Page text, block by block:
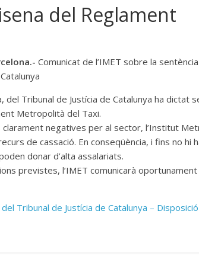
del Reglament
Comunicat de l’IMET sobre la
Tribunal de Justícia de Catalunya ha dictat
Metropolità del Taxi.
negatives per al sector, l’Institut
de cassació. En conseqüència, i fins no hi
donar d’alta assalariats.
previstes, l’IMET comunicarà
Tribunal de Justícia de Catalunya –